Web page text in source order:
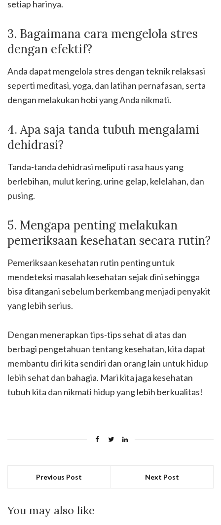
setiap harinya.
3. Bagaimana cara mengelola stres
dengan efektif?
Anda dapat mengelola stres dengan teknik relaksasi
seperti meditasi, yoga, dan latihan pernafasan, serta
dengan melakukan hobi yang Anda nikmati.
4. Apa saja tanda tubuh mengalami
dehidrasi?
Tanda-tanda dehidrasi meliputi rasa haus yang
berlebihan, mulut kering, urine gelap, kelelahan, dan
pusing.
5. Mengapa penting melakukan
pemeriksaan kesehatan secara rutin?
Pemeriksaan kesehatan rutin penting untuk
mendeteksi masalah kesehatan sejak dini sehingga
bisa ditangani sebelum berkembang menjadi penyakit
yang lebih serius.
Dengan menerapkan tips-tips sehat di atas dan
berbagi pengetahuan tentang kesehatan, kita dapat
membantu diri kita sendiri dan orang lain untuk hidup
lebih sehat dan bahagia. Mari kita jaga kesehatan
tubuh kita dan nikmati hidup yang lebih berkualitas!
Previous Post Next Post
You may also like